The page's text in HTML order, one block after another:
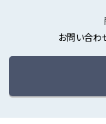
お問い合わ